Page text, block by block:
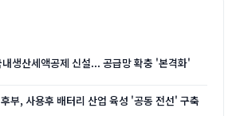
생산세액공제 신설... 공급망 확충 '본격화'
부, 사용후 배터리 산업 육성 '공동 전선' 구축